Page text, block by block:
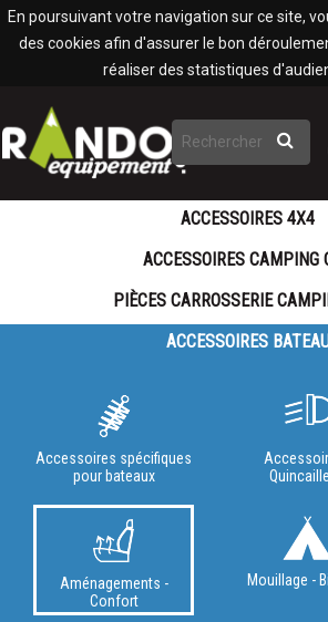
En poursuivant votre navigation sur ce site,
des cookies afin d'assurer le bon
réaliser des statistiques
ACCESSOIRES 4X4
ACCESSOIRES CAMPING
PIÈCES CARROSSERIE
ACCESSOIRES
Accessoires spécifiques
pour bateaux
Aménagements -
Confort
Mouillage -
Panneau de gestion des cookies